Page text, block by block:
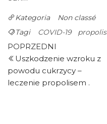
Kategoria
Non classé
Tagi
COVID-19 propolis
Nawigacja
wpisu
Poprzedni
wpis
POPRZEDNI
Uszkodzenie wzroku z
powodu cukrzycy –
leczenie propolisem .